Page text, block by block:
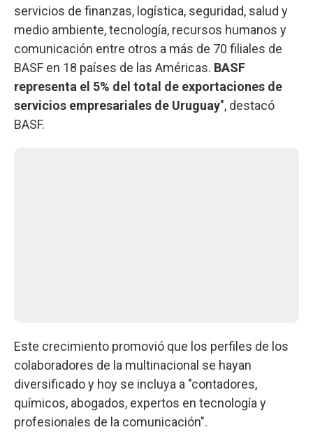
servicios de finanzas, logística, seguridad, salud y
medio ambiente, tecnología, recursos humanos y
comunicación entre otros a más de 70 filiales de
BASF en 18 países de las Américas. BASF
representa el 5% del total de exportaciones de
servicios empresariales de Uruguay", destacó
BASF.
Este crecimiento promovió que los perfiles de los
colaboradores de la multinacional se hayan
diversificado y hoy se incluya a "contadores,
químicos, abogados, expertos en tecnología y
profesionales de la comunicación".